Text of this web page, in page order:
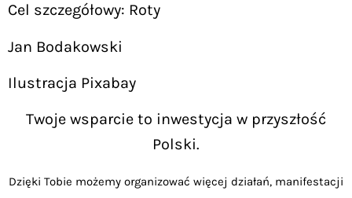
Cel szczegółowy: Roty
Jan Bodakowski
Ilustracja Pixabay
Twoje wsparcie to inwestycja w przyszłość
Polski.
Dzięki Tobie możemy organizować więcej działań, manifestacji